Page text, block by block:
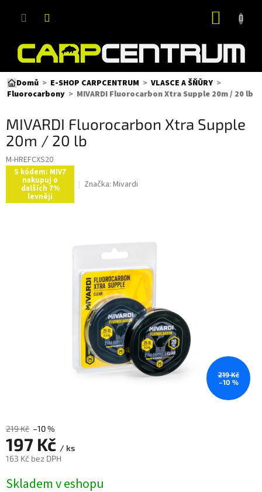
Domů E-SHOP CARPCENTRUM
VLASCE A ŠŇŮRY
Fluorocarbony
MIVARDI Fluorocarbon Xtra Supple 20m / 20 lb
MIVARDI Fluorocarbon Xtra Supple
20m / 20 lb
M-HREFCXS20
S kódem: MIV7
nakupuj o
dalších 7%
levněji
Značka: Mivardi
219 Kč
–10 %
219 Kč –10 %
197 Kč / ks
163 Kč bez DPH
cena:
Skladem v eshopu